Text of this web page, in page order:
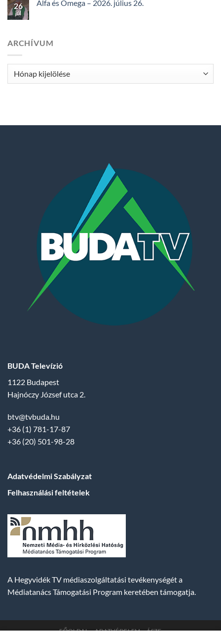
26
júl
Alfa és Omega – 2026. július 26.
ARCHÍVUM
Archívum
BUDA Televízió
1122 Budapest
Hajnóczy József utca 2.
btv@tvbuda.hu
+36 (1) 781-17-87
+36 (20) 501-98-28
Adatvédelmi Szabályzat
Felhasználási feltételek
A Hegyvidék TV médiaszolgáltatási tevékenységét a
Médiatanács Támogatási Program keretében támogatja.
FŐOLDAL ADATVÉDELEM ÁSZF